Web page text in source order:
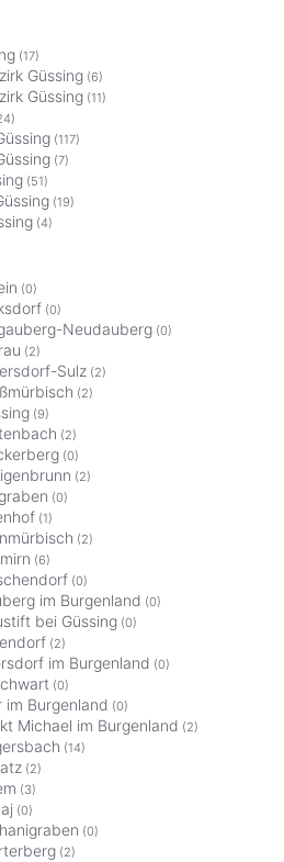
(17)
Güssing (6)
Güssing (11)
(117)
(7)
(51)
(19)
(4)
(0)
(0)
Neudauberg (0)
(2)
Sulz (2)
(2)
(9)
(2)
(0)
(2)
(0)
(1)
(2)
(6)
(0)
im Burgenland (0)
bei Güssing (0)
(2)
im Burgenland (0)
(0)
im Burgenland (0)
Michael im Burgenland (2)
(14)
(2)
(3)
(0)
(0)
(2)